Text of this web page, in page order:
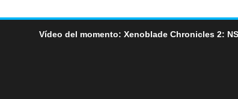
Vídeo del momento: Xenoblade Chronicles 2: